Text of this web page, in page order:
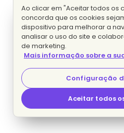
Ao clicar em "Aceitar todos os
concorda que os cookies
dispositivo para melhorar a
analisar o uso do site e
de marketing.
Mais informação sobre a
Configuração
Aceitar todos